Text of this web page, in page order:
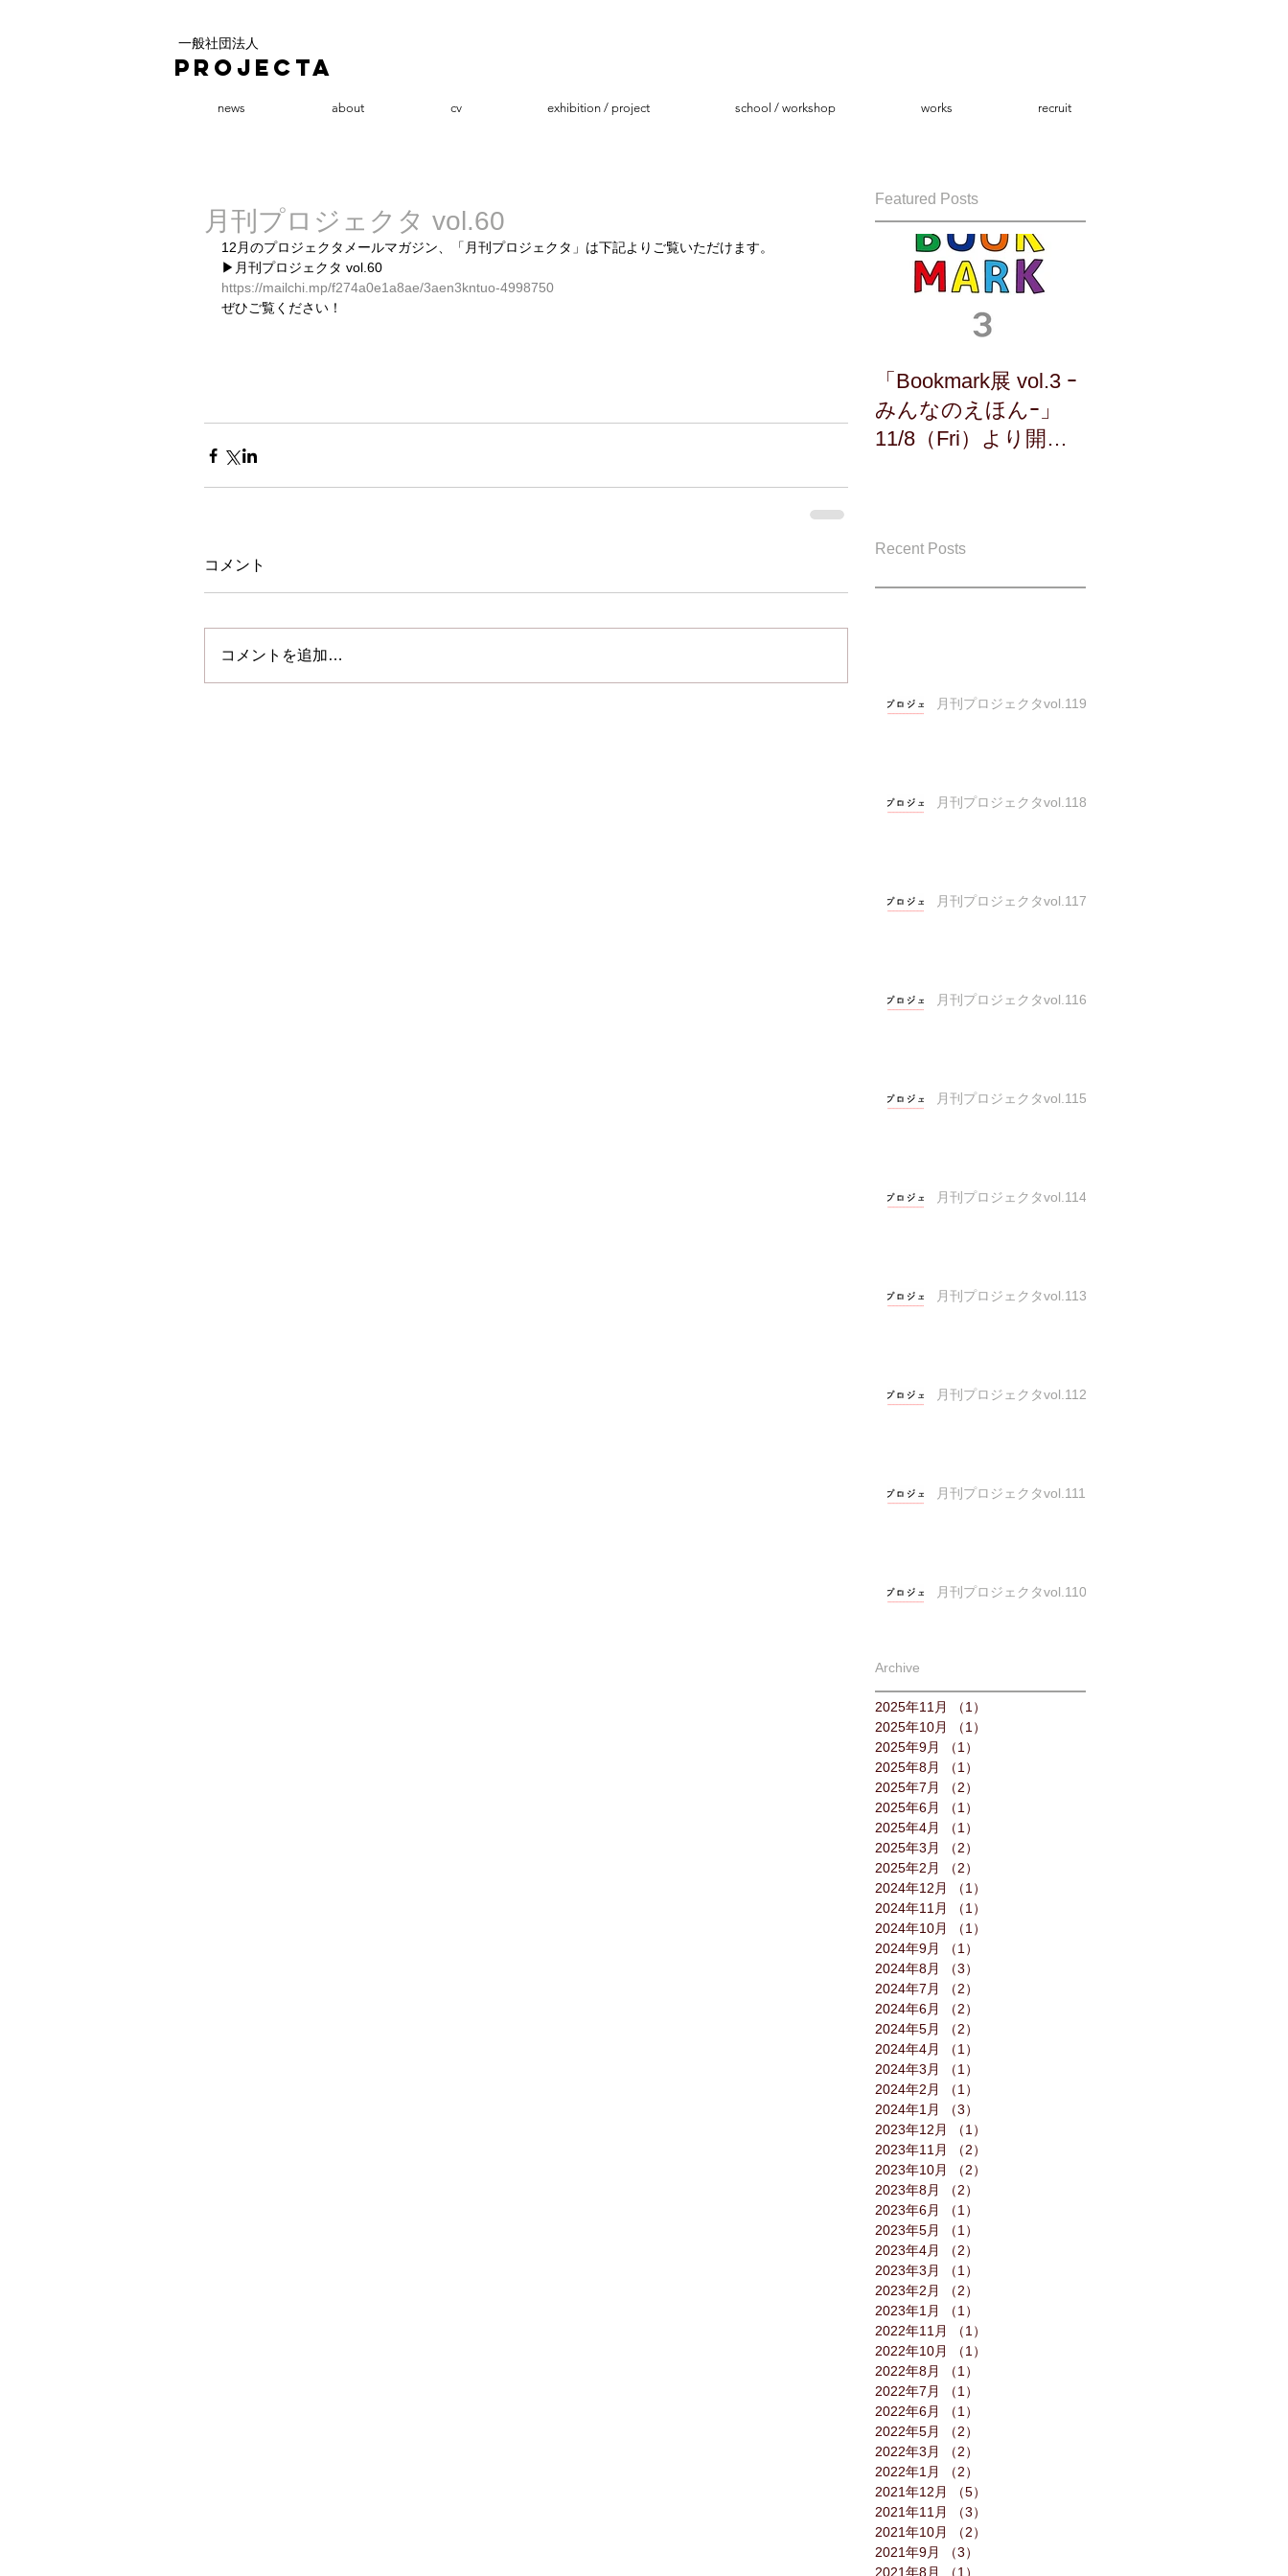
一般社団法人
PROJECTA
news about cv exhibition / project school / workshop works recruit
月刊プロジェクタ vol.60
12月のプロジェクタメールマガジン、「月刊プロジェクタ」は下記よりご覧いただけます。
▶︎月刊プロジェクタ vol.60
https://mailchi.mp/f274a0e1a8ae/3aen3kntuo-4998750
ぜひご覧ください！
コメント
コメントを追加…
Featured Posts
「Bookmark展 vol.3 ｰ
みんなのえほんｰ」
11/8（Fri）より開
Recent Posts
月刊プロジェクタvol.119
月刊プロジェクタvol.118
月刊プロジェクタvol.117
月刊プロジェクタvol.116
月刊プロジェクタvol.115
月刊プロジェクタvol.114
月刊プロジェクタvol.113
月刊プロジェクタvol.112
月刊プロジェクタvol.111
月刊プロジェクタvol.110
Archive
2025年11月 （1）
2025年10月
（1）
2025年9月
（1）
2025年8月
（1）
2025年7月
（2）
2025年6月
（1）
2025年4月
（1）
2025年3月
（2）
2025年2月
（2）
2024年12月
（1）
2024年11月
（1）
2024年10月
（1）
2024年9月
（1）
2024年8月
（3）
2024年7月
（2）
2024年6月
（2）
2024年5月
（2）
2024年4月
（1）
2024年3月
（1）
2024年2月
（1）
2024年1月
（3）
2023年12月
（1）
2023年11月
（2）
2023年10月
（2）
2023年8月
（2）
2023年6月
（1）
2023年5月
（1）
2023年4月
（2）
2023年3月
（1）
2023年2月
（2）
2023年1月
（1）
2022年11月
（1）
2022年10月
（1）
2022年8月
（1）
2022年7月
（1）
2022年6月
（1）
2022年5月
（2）
2022年3月
（2）
2022年1月
（2）
2021年12月
（5）
2021年11月
（3）
2021年10月
（2）
2021年9月
（3）
2021年8月
（1）